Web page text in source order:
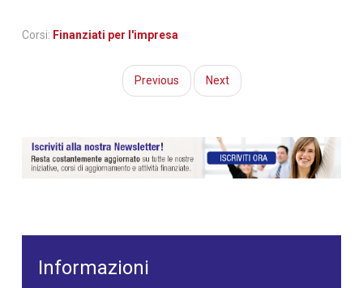
Corsi: Finanziati per l'impresa
Previous Next
Informazioni